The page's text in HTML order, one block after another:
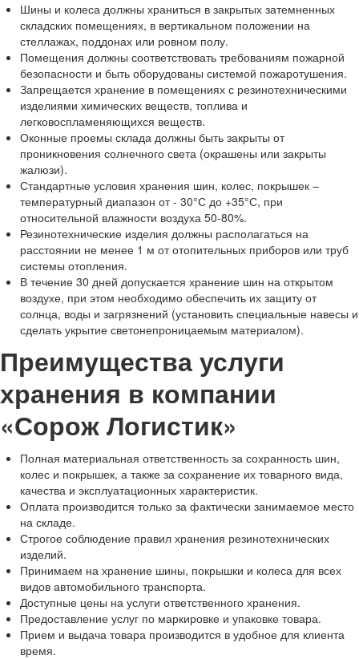
Шины и колеса должны храниться в закрытых затемненных
складских помещениях, в вертикальном положении на
стеллажах, поддонах или ровном полу.
Помещения должны соответствовать требованиям пожарной
безопасности и быть оборудованы системой пожаротушения.
Запрещается хранение в помещениях с резинотехническими
изделиями химических веществ, топлива и
легковоспламеняющихся веществ.
Оконные проемы склада должны быть закрыты от
проникновения солнечного света (окрашены или закрыты
жалюзи).
Стандартные условия хранения шин, колес, покрышек –
температурный диапазон от - 30°С до +35°С, при
относительной влажности воздуха 50-80%.
Резинотехнические изделия должны располагаться на
расстоянии не менее 1 м от отопительных приборов или труб
системы отопления.
В течение 30 дней допускается хранение шин на открытом
воздухе, при этом необходимо обеспечить их защиту от
солнца, воды и загрязнений (установить специальные навесы и
сделать укрытие светонепроницаемым материалом).
Преимущества услуги
хранения в компании
«Сорож Логистик»
Полная материальная ответственность за сохранность шин,
колес и покрышек, а также за сохранение их товарного вида,
качества и эксплуатационных характеристик.
Оплата производится только за фактически занимаемое место
на складе.
Строгое соблюдение правил хранения резинотехнических
изделий.
Принимаем на хранение шины, покрышки и колеса для всех
видов автомобильного транспорта.
Доступные цены на услуги ответственного хранения.
Предоставление услуг по маркировке и упаковке товара.
Прием и выдача товара производится в удобное для клиента
время.